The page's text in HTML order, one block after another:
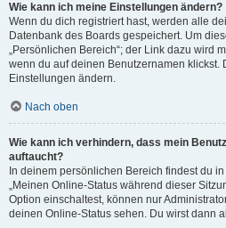
Wie kann ich meine Einstellungen ändern?
Wenn du dich registriert hast, werden alle
Datenbank des Boards gespeichert. Um
„Persönlichen Bereich“; der Link dazu wird
wenn du auf deinen Benutzernamen klickst.
Einstellungen ändern.
Nach oben
Wie kann ich verhindern, dass mein
auftaucht?
In deinem persönlichen Bereich findest du
„Meinen Online-Status während dieser
Option einschaltest, können nur
deinen Online-Status sehen. Du wirst dann